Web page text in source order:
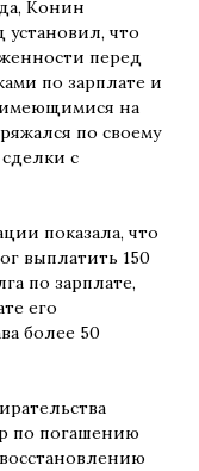
Конин
установил, что
перед
по зарплате и
на
по своему
с
показала, что
выплатить 150
по зарплате,
его
более 50
по погашению